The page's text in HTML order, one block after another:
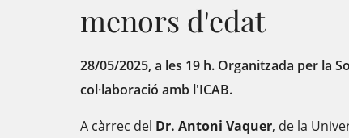
menors d'edat
28/05/2025, a les 19 h. Organitzada per la
col·laboració amb l'ICAB.
A càrrec del Dr. Antoni Vaquer, de la